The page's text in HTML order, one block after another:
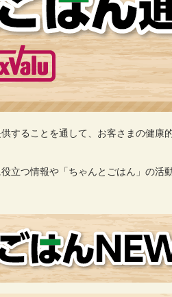
することを通して、お客さまの健康
立つ情報や「ちゃんとごはん」の活